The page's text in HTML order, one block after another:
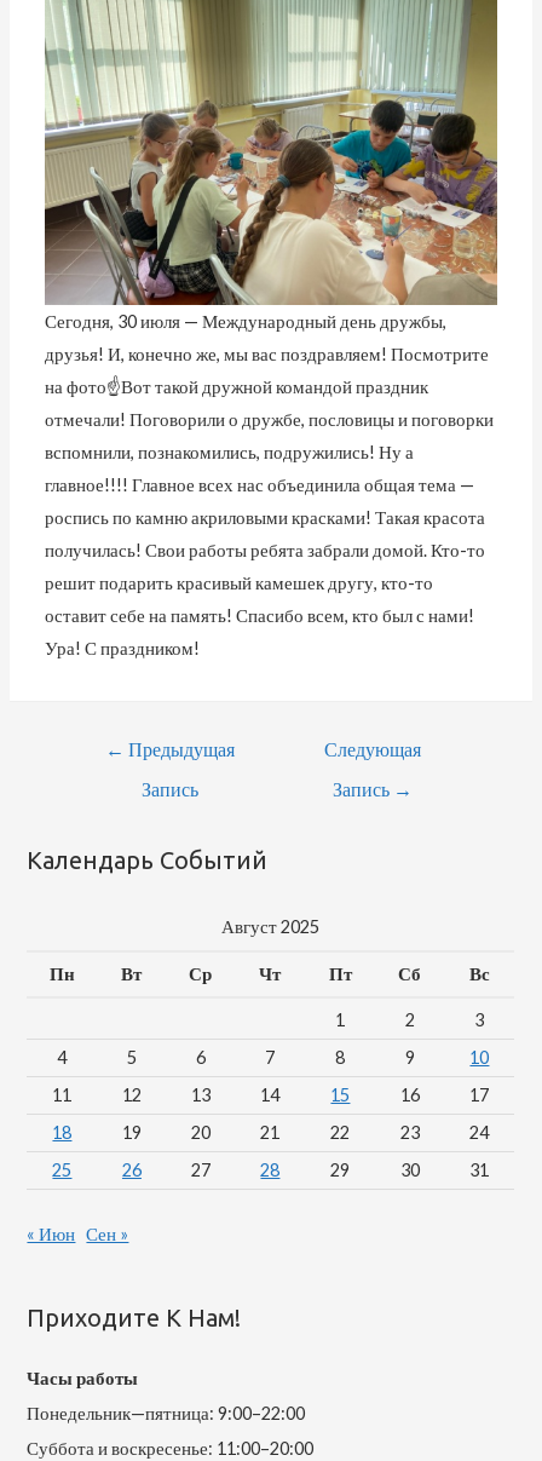
Сегодня, 30 июля — Международный день дружбы,
друзья! И, конечно же, мы вас поздравляем! Посмотрите
на фото☝Вот такой дружной командой праздник
отмечали! Поговорили о дружбе, пословицы и поговорки
вспомнили, познакомились, подружились! Ну а
главное!!!! Главное всех нас объединила общая тема —
роспись по камню акриловыми красками! Такая красота
получилась! Свои работы ребята забрали домой. Кто-то
решит подарить красивый камешек другу, кто-то
оставит себе на память! Спасибо всем, кто был с нами!
Ура! С праздником!
Навигация
← Предыдущая
Запись
Следующая
Запись →
Календарь Событий
Август 2025
Пн Вт Ср Чт Пт Сб Вс
1 2
3
4
5 6 7 8 9
10
11
12 13 14 15 16
17
18
19 20 21 22 23
24
25
26 27 28 29 30 31
« Июн Сен »
Приходите К Нам!
Часы работы
Понедельник—пятница: 9:00–22:00
Суббота и воскресенье: 11:00–20:00